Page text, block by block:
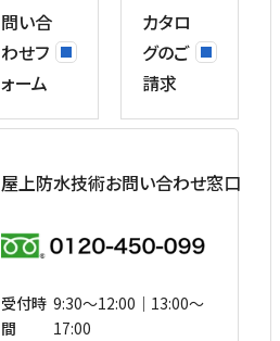
問い合
わせフ
ォーム
カタロ
グのご
請求
屋上防水技術お問い合わせ窓口
受付時
間
9:30〜12:00｜13:00〜
17:00